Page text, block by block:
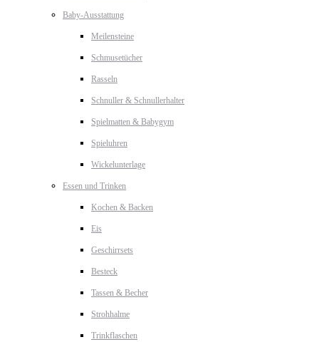
Baby-Ausstattung
Meilensteine
Schmusetücher
Rasseln
Schnuller & Schnullerhalter
Spielmatten & Babygym
Spieluhren
Wickelunterlage
Essen und Trinken
Kochen & Backen
Eis
Geschirrsets
Besteck
Tassen & Becher
Strohhalme
Trinkflaschen